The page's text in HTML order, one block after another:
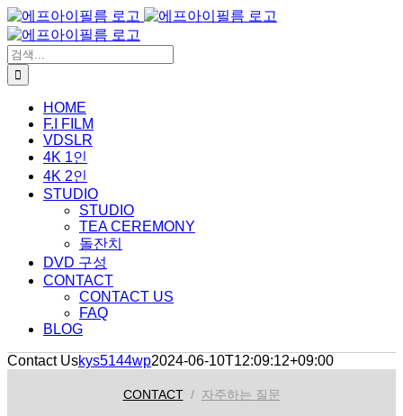
콘
텐
츠
로
건
검
색:
HOME
F.I FILM
VDSLR
4K 1인
4K 2인
STUDIO
STUDIO
TEA CEREMONY
돌잔치
DVD 구성
CONTACT
CONTACT US
FAQ
BLOG
Contact Uskys5144wp2024-06-10T12:09:12+09:00
CONTACT/ 자주하는 질문